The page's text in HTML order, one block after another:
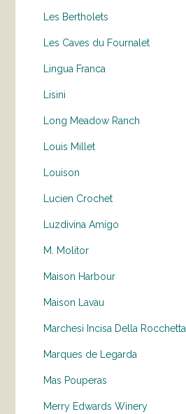
Les Bertholets
Les Caves du Fournalet
Lingua Franca
Lisini
Long Meadow Ranch
Louis Millet
Louison
Lucien Crochet
Luzdivina Amigo
M. Molitor
Maison Harbour
Maison Lavau
Marchesi Incisa Della Rocchetta
Marques de Legarda
Mas Pouperas
Merry Edwards Winery